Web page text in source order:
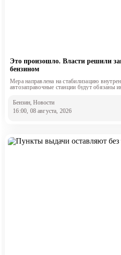
Это произошло. Власти решили
бензином
Мера направлена на стабилизацию
автозаправочные станции будут обязаны
Бензин, Новости
16:00, 08 августа, 2026